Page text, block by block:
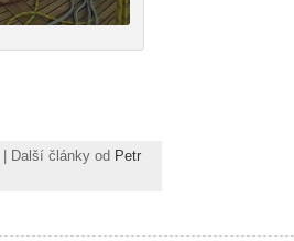
| Další články od Petr